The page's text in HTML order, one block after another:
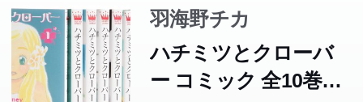
羽海野チカ
ハチミツとクローバ
ー コミック 全10巻完